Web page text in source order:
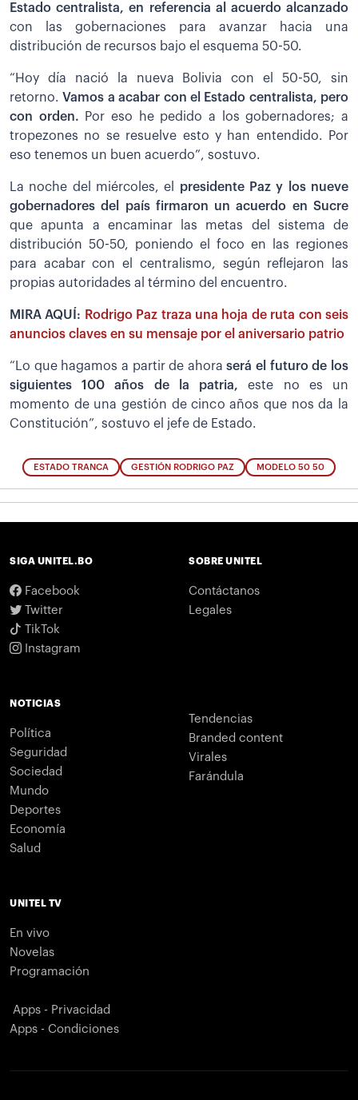
Estado centralista, en referencia al acuerdo alcanzado
con las gobernaciones para avanzar hacia una
distribución de recursos bajo el esquema 50-50.
“Hoy día nació la nueva Bolivia con el 50-50, sin
retorno.Vamos a acabar con el Estado centralista, pero
con orden. Por eso he pedido a los gobernadores; a
tropezones no se resuelve esto y han entendido. Por
eso tenemos un buen acuerdo”, sostuvo.
La noche del miércoles, el presidente Paz y los nueve
gobernadores del país firmaron un acuerdo en Sucre
que apunta a encaminar las metas del sistema de
distribución 50-50, poniendo el foco en las regiones
para acabar con el centralismo, según reflejaron las
propias autoridades al término del encuentro.
MIRA AQUÍ: Rodrigo Paz traza una hoja de ruta con seis
anuncios claves en su mensaje por el aniversario patrio
“Lo que hagamos a partir de ahoraserá el futuro de los
siguientes 100 años de la patria, este no es un
momento de una gestión de cinco años que nos da la
Constitución”, sostuvo el jefe de Estado.
ESTADO TRANCA GESTIÓN RODRIGO PAZ MODELO 50 50
SIGA UNITEL.BO
Facebook
Twitter
TikTok
Instagram
SOBRE UNITEL
Contáctanos
Legales
NOTICIAS
Política
Seguridad
Sociedad
Mundo
Deportes
Economía
Salud
Tendencias
Branded content
Virales
Farándula
UNITEL TV
En vivo
Novelas
Programación
Apps - Privacidad
Apps - Condiciones